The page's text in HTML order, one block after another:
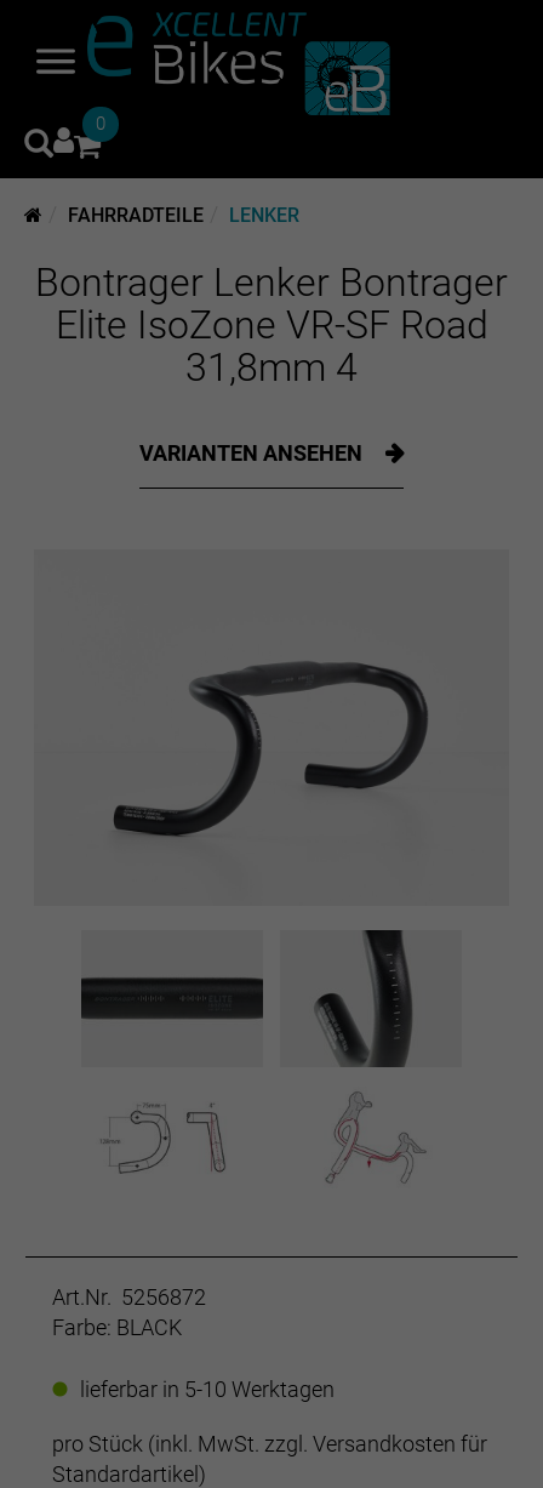
0
FAHRRADTEILE LENKER
Bontrager Lenker Bontrager
Elite IsoZone VR-SF Road
31,8mm 4
VARIANTEN ANSEHEN
Art.Nr. 5256872
Farbe: BLACK
lieferbar in 5-10 Werktagen
pro Stück (inkl. MwSt. zzgl. Versandkosten für
Standardartikel)